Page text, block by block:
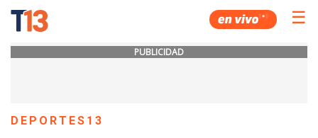
☰
PUBLICIDAD
DEPORTES13